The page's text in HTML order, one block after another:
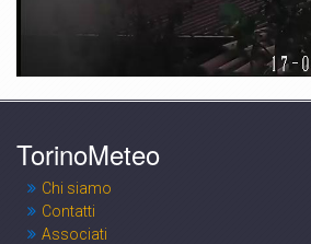
TorinoMeteo
Chi siamo
Contatti
Associati